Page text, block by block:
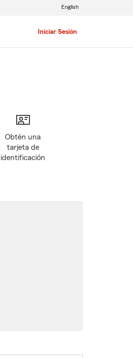
Iniciar Sesión
English
Obtén una
tarjeta de
identificación